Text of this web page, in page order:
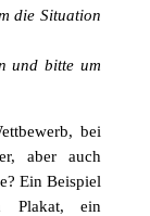
die Situation
und bitte um
bei
aber auch
Ein Beispiel
Plakat, ein